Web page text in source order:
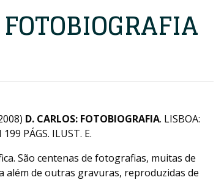
D. CARLOS: FOTOBIOGRAFIA. LISBOA:
PÁGS. ILUST. E.
São centenas de fotografias, muitas de
de outras gravuras, reproduzidas de